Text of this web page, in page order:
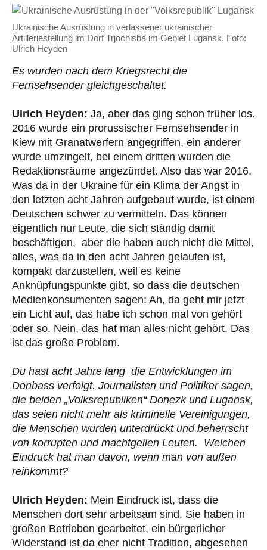
Ukrainische Ausrüstung in verlassener ukrainischer
Artilleriestellung im Dorf Trjochisba im Gebiet Lugansk. Foto:
Ulrich Heyden
Es wurden nach dem Kriegsrecht die
Fernsehsender gleichgeschaltet.
Ulrich Heyden: Ja, aber das ging schon früher los.
2016 wurde ein prorussischer Fernsehsender in
Kiew mit Granatwerfern angegriffen, ein anderer
wurde umzingelt, bei einem dritten wurden die
Redaktionsräume angezündet. Also das war 2016.
Was da in der Ukraine für ein Klima der Angst in
den letzten acht Jahren aufgebaut wurde, ist einem
Deutschen schwer zu vermitteln. Das können
eigentlich nur Leute, die sich ständig damit
beschäftigen, aber die haben auch nicht die Mittel,
alles, was da in den acht Jahren gelaufen ist,
kompakt darzustellen, weil es keine
Anknüpfungspunkte gibt, so dass die deutschen
Medienkonsumenten sagen: Ah, da geht mir jetzt
ein Licht auf, das habe ich schon mal von gehört
oder so. Nein, das hat man alles nicht gehört. Das
ist das große Problem.
Du hast acht Jahre lang die Entwicklungen im
Donbass verfolgt. Journalisten und Politiker sagen,
die beiden „Volksrepubliken“ Donezk und Lugansk,
das seien nicht mehr als kriminelle Vereinigungen,
die Menschen würden unterdrückt und beherrscht
von korrupten und machtgeilen Leuten. Welchen
Eindruck hat man davon, wenn man von außen
reinkommt?
Ulrich Heyden: Mein Eindruck ist, dass die
Menschen dort sehr arbeitsam sind. Sie haben in
großen Betrieben gearbeitet, ein bürgerlicher
Widerstand ist da eher nicht Tradition, abgesehen